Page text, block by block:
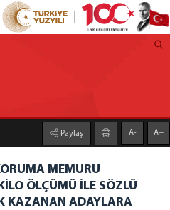
Paylaş A- A+
MEMURU
ÖLÇÜMÜ İLE SÖZLÜ
KAZANAN ADAYLARA